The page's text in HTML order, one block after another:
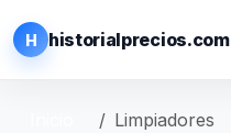
H historialprecios.com
Limpiadores